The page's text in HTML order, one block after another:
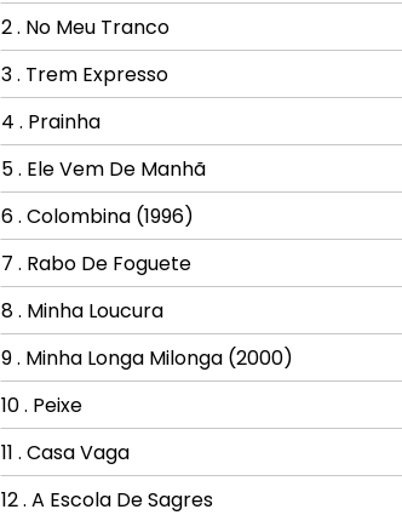
2 . No Meu Tranco
3 . Trem Expresso
4 . Prainha
5 . Ele Vem De Manhã
6 . Colombina (1996)
7 . Rabo De Foguete
8 . Minha Loucura
9 . Minha Longa Milonga (2000)
10 . Peixe
11 . Casa Vaga
12 . A Escola De Sagres